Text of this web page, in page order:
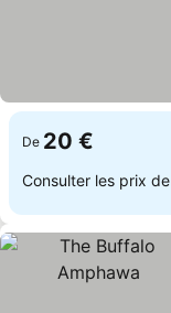
De 20 €
Consulter les prix de